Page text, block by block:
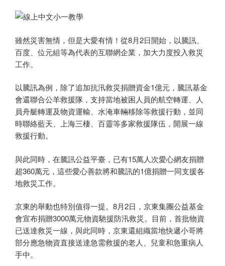
雖然災害無情，但是大愛有情！從8月2日開始，以騰訊、
百度、位元組等為代表的互聯網企業，加大力度投入救災
工作。
以騰訊為例，除了追加抗汛救災捐贈資金1億元，騰訊基金
會還聯合公羊救援隊，支持當地被困人員的航空轉運、人
員舟艇轉運及物資運輸、水淹車輛移除等救援行動，並同
時聯絡藍天、上海三棲、百靈等多家救援隊伍，開展一線
救援行動。
與此同時，在騰訊公益平臺，已有15萬人次愛心網友捐贈
超360萬元，這些愛心善款將和騰訊的1億捐贈一同支援各
地救災工作。
京東的舉動也特別值得一提。8月2日，京東集團公益基金
會宣布捐贈3000萬元物資馳援防汛救災。目前，首批物資
已送達救災一線，與此同時，京東還組織當地快遞小哥將
部分應急物資直接送達急需救援的老人、兒童和急重病人
手中。